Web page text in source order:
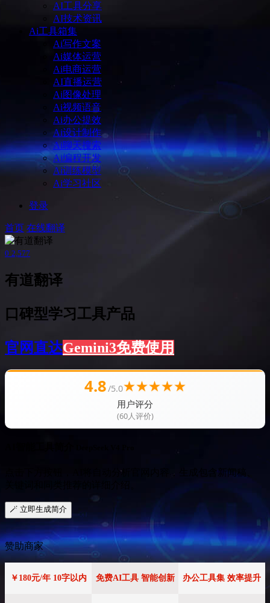
AI工具分享
AI技术资讯
Ai工具箱集
Ai写作文案
Ai媒体运营
Ai电商运营
AI直播运营
Ai图像处理
Ai视频语音
Ai办公提效
Ai设计制作
Ai聊天搜索
Ai编程开发
Ai训练模型
Ai学习社区
登录
首页 在线翻译
0 2,577
有道翻译
口碑型学习工具产品
官网直达Gemini3免费使用
4.8/5.0★★★★★
用户评分
(60人评价)
点击下方按钮，AI将自动分析官网内容，生成包含新闻稿、
🪄 立即生成简介
赞助商家
￥180元/年 10字以内 免费AI工具 智能创新 办公工具集 效率提升